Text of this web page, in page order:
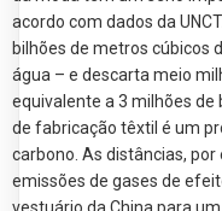
acordo com dados da
bilhões de metros cúbicos
água – e descarta meio
equivalente a 3 milhões de
de fabricação têxtil é um
carbono. As distâncias,
emissões de gases de
vestuário da China para